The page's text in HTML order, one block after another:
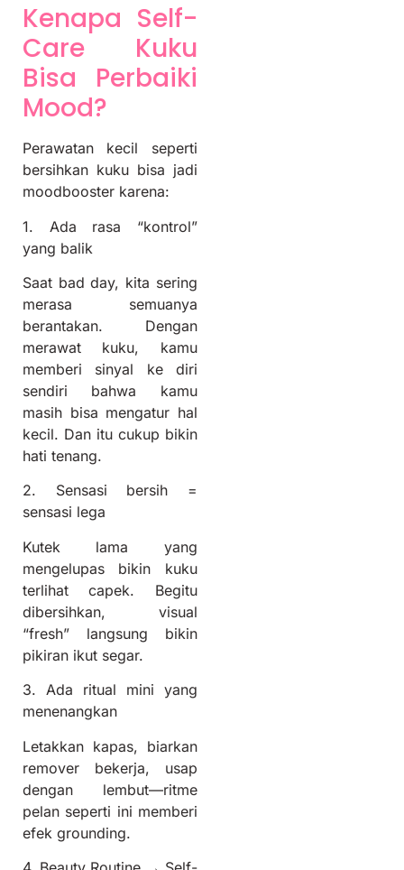
Kenapa Self-
Care Kuku
Bisa Perbaiki
Mood?
Perawatan kecil seperti
bersihkan kuku bisa jadi
moodbooster karena:
1. Ada rasa “kontrol”
yang balik
Saat bad day, kita sering
merasa semuanya
berantakan. Dengan
merawat kuku, kamu
memberi sinyal ke diri
sendiri bahwa kamu
masih bisa mengatur hal
kecil. Dan itu cukup bikin
hati tenang.
2. Sensasi bersih =
sensasi lega
Kutek lama yang
mengelupas bikin kuku
terlihat capek. Begitu
dibersihkan, visual
“fresh” langsung bikin
pikiran ikut segar.
3. Ada ritual mini yang
menenangkan
Letakkan kapas, biarkan
remover bekerja, usap
dengan lembut—ritme
pelan seperti ini memberi
efek grounding.